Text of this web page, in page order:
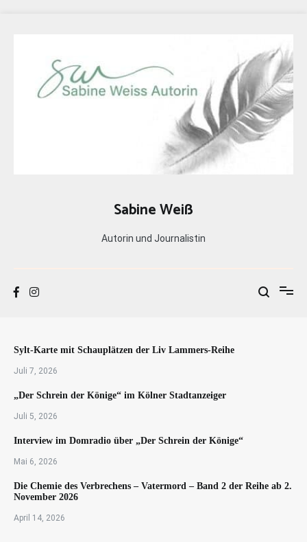
Sabine Weiß
Autorin und Journalistin
Sylt-Karte mit Schauplätzen der Liv Lammers-Reihe
Juli 7, 2026
„Der Schrein der Könige“ im Kölner Stadtanzeiger
Juli 5, 2026
Interview im Domradio über „Der Schrein der Könige“
Mai 6, 2026
Die Chemie des Verbrechens – Vatermord – Band 2 der Reihe ab 2.
November 2026
April 14, 2026